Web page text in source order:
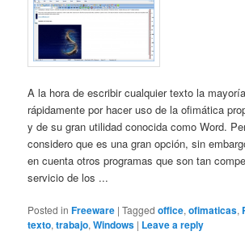
A la hora de escribir cualquier texto la
rápidamente por hacer uso de la ofimática
y de su gran utilidad conocida como Word.
considero que es una gran opción, sin
en cuenta otros programas que son tan
servicio de los ...
Posted in Freeware |Tagged office,ofimaticas,
texto,trabajo,Windows | Leave a reply